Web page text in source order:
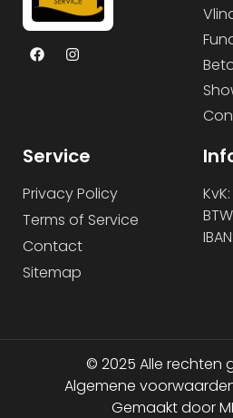
Service
Privacy Policy
Terms of Service
Contact
Sitemap
IBAN:
© 2025 Alle rechten
Algemene
Gemaakt door